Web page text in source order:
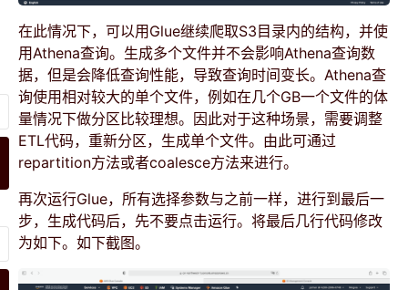
在此情况下，可以用Glue继续爬取S3目录内的结构，并使
用Athena查询。生成多个文件并不会影响Athena查询数
据，但是会降低查询性能，导致查询时间变长。Athena查
询使用相对较大的单个文件，例如在几个GB一个文件的体
量情况下做分区比较理想。因此对于这种场景，需要调整
ETL代码，重新分区，生成单个文件。由此可通过
repartition方法或者coalesce方法来进行。
再次运行Glue，所有选择参数与之前一样，进行到最后一
步，生成代码后，先不要点击运行。将最后几行代码修改
为如下。如下截图。